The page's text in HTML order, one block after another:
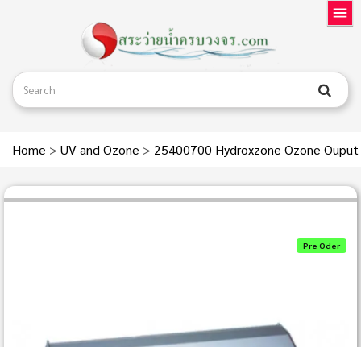
Home > UV and Ozone > 25400700 Hydroxzone Ozone
Pre Oder